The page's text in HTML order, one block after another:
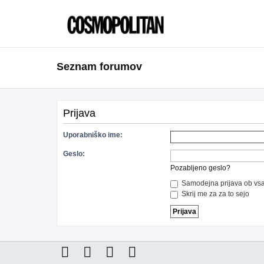
Seznam forumov
Prijava
Uporabniško ime:
Geslo:
Pozabljeno geslo?
Samodejna prijava ob
Skrij me za za to sejo